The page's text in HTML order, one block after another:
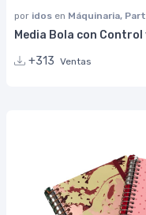
por idos en Máquinaria,
Media Bola con
+313 Ventas